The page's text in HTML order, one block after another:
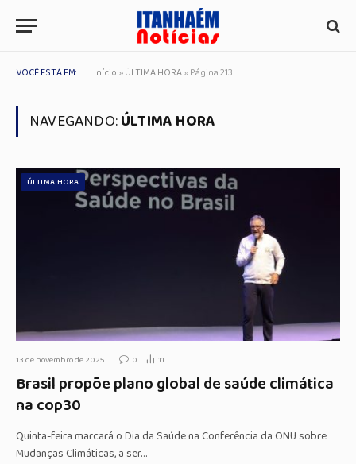
VOCÊ ESTÁ EM: Início »ÚLTIMA HORA»Página 213
NAVEGANDO:ÚLTIMA HORA
ÚLTIMA HORA
13 de novembro de 2025 0 11
Brasil propõe plano global de saúde climática
na cop30
Quinta-feira marcará o Dia da Saúde na Conferência da ONU sobre
Mudanças Climáticas, a ser…